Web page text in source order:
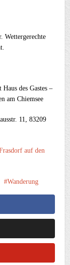
Wettergerechte
des Gastes –
am Chiemsee
11, 83209
auf den
Wanderung